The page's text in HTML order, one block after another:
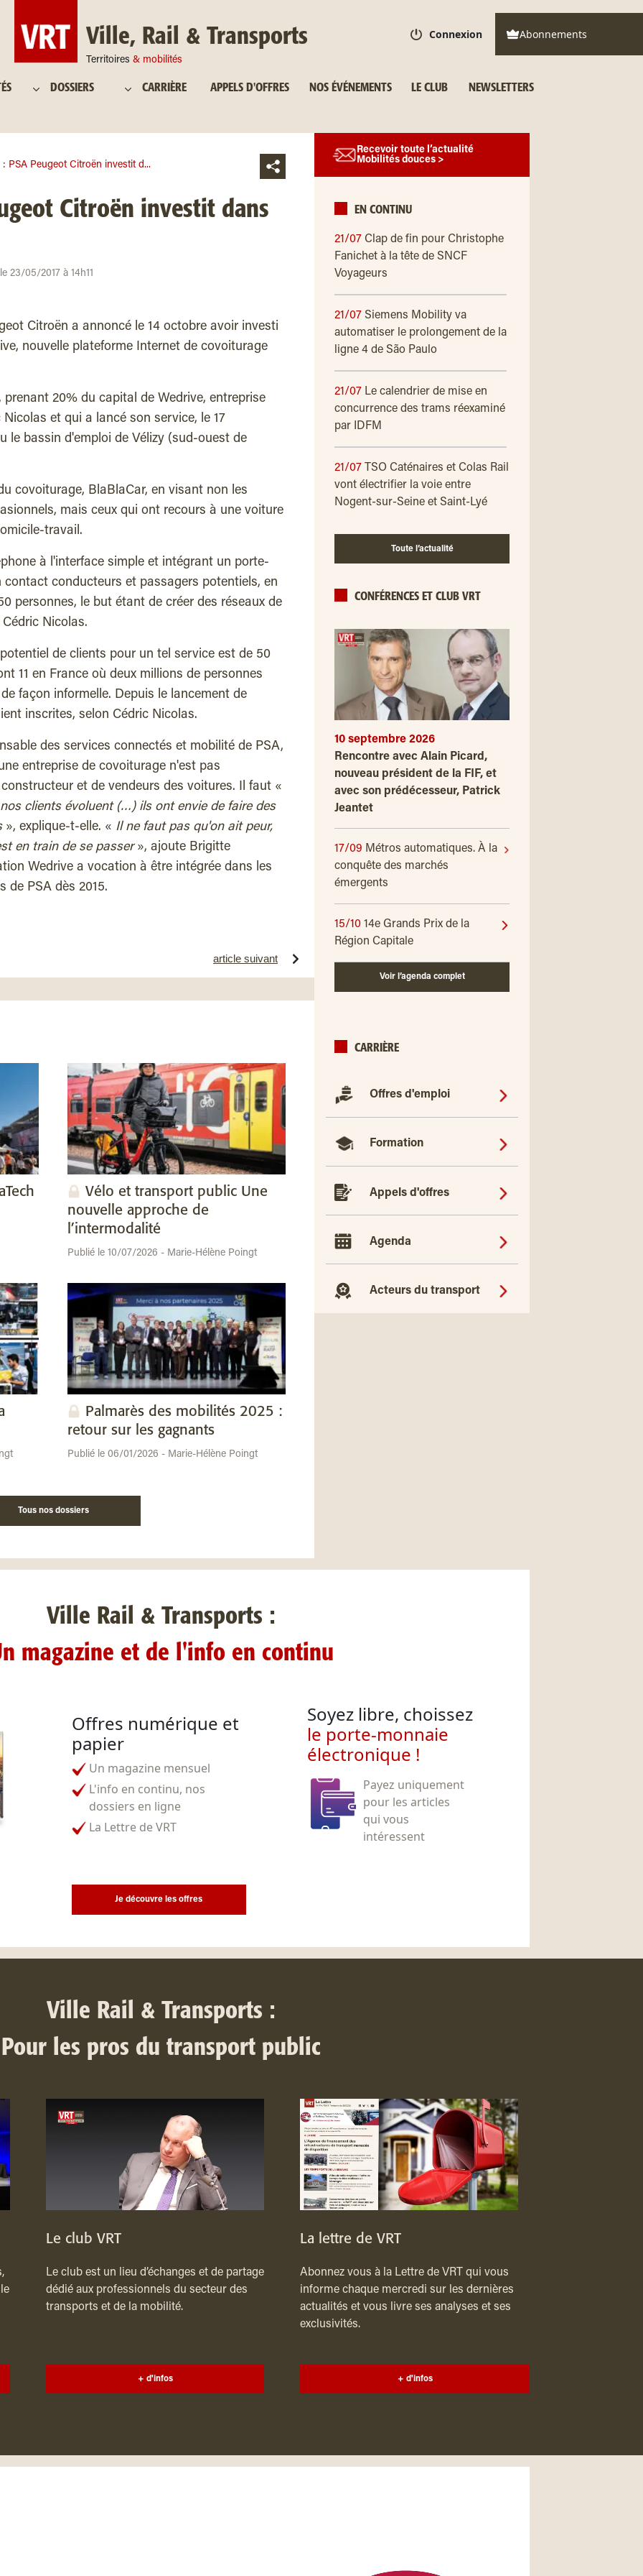
Ville, Rail & Transports
Territoires & mobilités
Connexion Abonnements
DOSSIERS CARRIÈRE APPELS D'OFFRES NOS ÉVÉNEMENTS LE CLUB NEWSLETTERS
: PSA Peugeot Citroën investit d...
Citroën investit dans
23/05/2017 à 14h11
Citroën a annoncé le 14 octobre avoir investi
nouvelle plateforme Internet de covoiturage
20% du capital de Wedrive, entreprise
et qui a lancé son service, le 17
le bassin d'emploi de Vélizy (sud-ouest de
covoiturage, BlaBlaCar, en visant non les
mais ceux qui ont recours à une voiture
travail.
à l'interface simple et intégrant un porte-
contact conducteurs et passagers potentiels, en
personnes, le but étant de créer des réseaux de
Nicolas.
de clients pour un tel service est de 50
11 en France où deux millions de personnes
façon informelle. Depuis le lancement de
inscrites, selon Cédric Nicolas.
des services connectés et mobilité de PSA,
entreprise de covoiturage n'est pas
et de vendeurs des voitures. Il faut «
clients évoluent (…) ils ont envie de faire des
», explique-t-elle. « Il ne faut pas qu'on ait peur,
en train de se passer», ajoute Brigitte
Wedrive a vocation à être intégrée dans les
de PSA dès 2015.
article suivant
Vélo et transport public Une
nouvelle approche de
l’intermodalité
Publié le 10/07/2026 - Marie-Hélène Poingt
Palmarès des mobilités 2025 :
retour sur les gagnants
Publié le 06/01/2026 - Marie-Hélène Poingt
Tous nos dossiers
Recevoir toute l’actualité
Mobilités douces >
EN CONTINU
21/07 Clap de fin pour Christophe
Fanichet à la tête de SNCF
Voyageurs
21/07 Siemens Mobility va
automatiser le prolongement de la
ligne 4 de São Paulo
21/07 Le calendrier de mise en
concurrence des trams réexaminé
par IDFM
21/07
TSO Caténaires et Colas Rail
vont électrifier la voie entre
Nogent-sur-Seine et Saint-Lyé
Toute l’actualité
CONFÉRENCES ET CLUB VRT
10 septembre 2026
Rencontre avec Alain Picard,
nouveau président de la FIF, et
avec son prédécesseur, Patrick
Jeantet
17/09 Métros automatiques. À la
conquête des marchés
émergents
15/10 14e Grands Prix de la
Région Capitale
Voir l’agenda complet
CARRIÈRE
Offres d'emploi
Formation
Appels d'offres
Agenda
Acteurs du transport
Ville Rail & Transports :
magazine et de l'info en continu
Offres numérique et
papier
Un magazine mensuel
L'info en continu, nos
dossiers en ligne
La Lettre de VRT
Soyez libre, choissez
le porte-monnaie
électronique !
Payez uniquement
pour les articles
qui vous
intéressent
Je découvre les offres
Ville Rail & Transports :
Pour les pros du transport public
Le club VRT
Le club est un lieu d’échanges et de partage
dédié aux professionnels du secteur des
transports et de la mobilité.
+ d'infos
La lettre de VRT
Abonnez vous à la Lettre de VRT qui vous
informe chaque mercredi sur les dernières
actualités et vous livre ses analyses et ses
exclusivités.
+ d'infos